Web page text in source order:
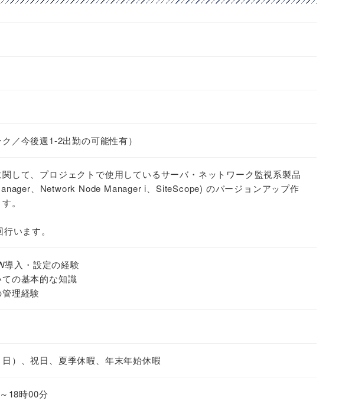
／今後週1-2出勤の可能性有）
して、プロジェクトで使用しているサーバ・ネットワーク監視系製品
、Network Node Manager i、SiteScope) のバージョンアップ作
。
います。
導入・設定の経験
ての基本的な知識
理経験
）、祝日、夏季休暇、年末年始休暇
18時00分